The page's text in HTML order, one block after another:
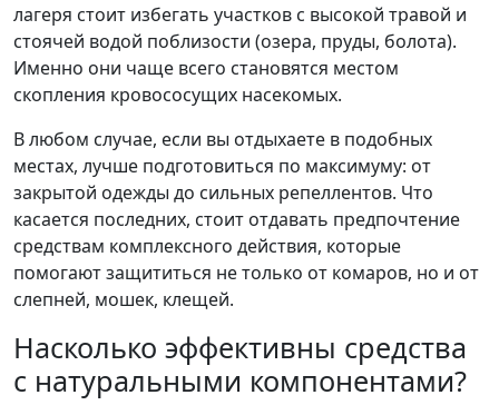
лагеря стоит избегать участков с высокой травой и
стоячей водой поблизости (озера, пруды, болота).
Именно они чаще всего становятся местом
скопления кровососущих насекомых.
В любом случае, если вы отдыхаете в подобных
местах, лучше подготовиться по максимуму: от
закрытой одежды до сильных репеллентов. Что
касается последних, стоит отдавать предпочтение
средствам комплексного действия, которые
помогают защититься не только от комаров, но и от
слепней, мошек, клещей.
Насколько эффективны средства
с натуральными компонентами?